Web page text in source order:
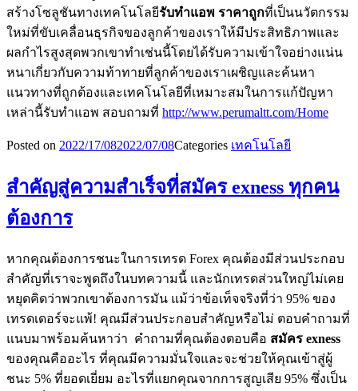
สร้างโซลูชันทางเทคโนโลยีรับทำแอพ ราคาถูกที่เป็นนวัตกรรม
ใหม่ที่ขับเคลื่อนธุรกิจของลูกค้าของเราให้มีประสิทธิภาพและ
ผลกำไรสูงสุดพวกเขาทำเช่นนี้โดยได้รับความเข้าใจอย่างแน่น
หนาเกี่ยวกับความท้าทายที่ลูกค้าของเราเผชิญและค้นหา
แนวทางที่ถูกต้องและเทคโนโลยีที่เหมาะสมในการแก้ปัญหา
เหล่านี้รับทำแอพ สอบถามที่ http://www.perumaltt.com/Home
Posted on 2022/17/082022/07/08Categories เทคโนโลยี
สำคัญสู่ความสำเร็จที่สมัคร exness ทุกคน
ต้องการ
หากคุณต้องการชนะในการเทรด Forex คุณต้องมีส่วนประกอบ
สำคัญที่เราจะพูดถึงในบทความนี้ และนักเทรดส่วนใหญ่ไม่เคย
หยุดคิดว่าพวกเขาต้องการมัน แม้ว่าข้อเท็จจริงที่ว่า 95% ของ
เทรดเดอร์จะแพ้! คุณมีส่วนประกอบสำคัญหรือไม่ ตอบคำถามที่
แนบมาพร้อมค้นหาว่า คำถามที่คุณต้องตอบคือ สมัคร exness
ของคุณคืออะไร ที่คุณมีความมั่นใจและจะช่วยให้คุณเข้าสู่ผู้
ชนะ 5% ที่ยอดเยี่ยม อะไรที่แยกคุณจากการสูญเสีย 95% ซึ่งเป็น